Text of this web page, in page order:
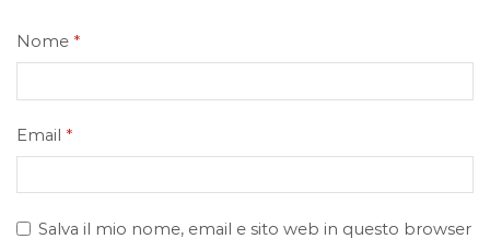
Nome *
Email *
Salva il mio nome, email e sito web in questo browser